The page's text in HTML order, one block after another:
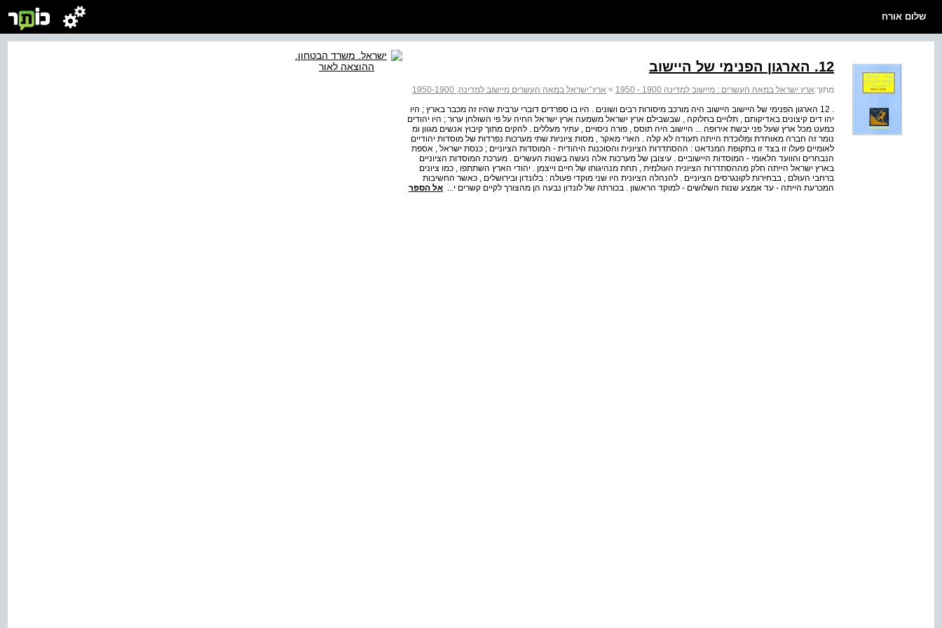
שלום אורח
12. הארגון הפנימי של היישוב
מתוך:ארץ ישראל במאה העשרים : מיישוב למדינה 1900 - 1950 > ארץ־ישראל במאה העשרים מיישוב למדינה, 1950-1900
. 12 הארגון הפנימי של היישוב היישוב היה מורכב מיסורות רבים ושונים . היו בו ספרדים דוברי ערבית שהיו זה מכבר בארץ ; היו
יהו דים קיצונים באדיקותם , תלויים בחלוקה , שבשבילם ארץ ישראל משמעה ארץ ישראל החיה על פי השולחן ערור ; היו יהודים
כמעט מכל ארץ שעל פני יבשת אירופה ... היישוב היה תוסס , פורה ניסויים , עתיר מעללים . להקים מתוך קיבוץ אנשים מגוון ומ
נומר זה חברה מאוחדת ומלוכדת הייתה תעודה לא קלה . הארי מאקר , מסות ציוניות שתי מערכות נפרדות של מוסדות יהודיים
לאומיים פעלו זו בצד זו בתקופת המנדאט : ההסתדרות הציונית והסוכנות היהודית - המוסדות הציוניים ; כנסת ישראל , אספת
הנבחרים והוועד הלאומי - המוסדות היישוביים . עיצובן של מערכות אלה נעשה בשנות העשרים . מערכת המוסדות הציוניים
בארץ ישראל הייתה חלק מההסתדרות הציונית העולמית , תחת מנהיגותו של חיים וייצמן . יהודי הארץ השתתפו , כמו ציונים
ברחבי העולם , בבחירות לקונגרסים הציוניים . להנהלה הציונית היו שני מוקדי פעולה : בלונדון ובירושלים , כאשר החשיבות
המכרעת הייתה - עד אמצע שנות השלושים - למוקד הראשון . בכורתה של לונדון נבעה הן מהצורך לקיים קשרים י... אל הספר